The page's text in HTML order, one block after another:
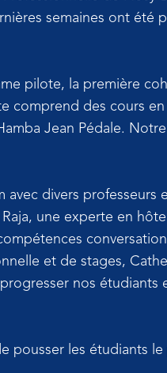
semaines ont été
pilote, la première
comprend des cours
Jean Pédale.
divers professeurs
une experte en
et de stages,
nos
pousser les étudiants